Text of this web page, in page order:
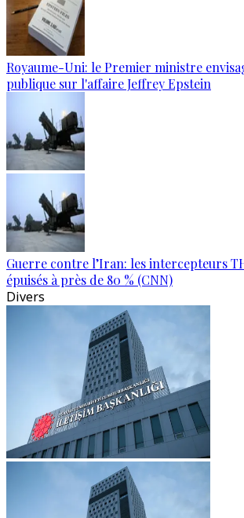
Royaume-Uni: le Premier ministre
publique sur l'affaire Jeffrey Epstein
Guerre contre l’Iran: les intercepteurs
épuisés à près de 80 % (CNN)
Divers